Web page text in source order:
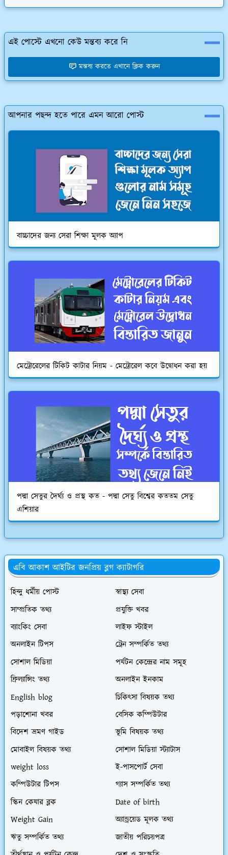
এই পোস্টে এখনো কেউ মন্তব্য করে নি
মন্তব্য করতে এখানে ক্লিক করুন
আপনার পছন্দ হতে পারে এমন আরো পোস্ট
বাচ্চাদের জন্য সেরা শিক্ষা মূলক অ্যাপ
মেট্রোরেলের টিকিট কাটার নিয়ম - মেট্রোরেল কবে উদ্বোধন করা হয়
পদ্মা সেতুর দৈর্ঘ্য ও প্রস্থ কত - পদ্মা সেতু বিশ্বের কততম সেতু
এশিয়ার
এবি আকাশ আইটির জনপ্রিয় ব্লগ ক্যাটাগরি
হিন্দু ধর্মীয় পোস্ট
স্বাস্থ্য সেবা
সাম্প্রতিক তথ্য
প্রযুক্তি খবর
ব্যাংকিং সেবা
লাইফ স্টাইল
অনলাইন টিপস
ট্রেন সম্পর্কিত তথ্য
সোশাল মিডিয়া
পর্যটন কেন্দ্রের নাম সমূহ
ফ্রিল্যান্সিং তথ্য
অনলাইন ইনকাম
English blog
চিকিৎসা বিষয়ক তথ্য
পড়াশোনা খবর
বেসিক কম্পিউটার
বিদেশ ভ্রমণ গাইড
ভূমি বিষয়ক তথ্য
মোবাইল বিষয়ক তথ্য
সোশাল মিডিয়া স্ট্যাটাস
weight loss
ই-পাসপোর্ট সেবা
কম্পিউটার টিপস
গ্যাস সম্পর্কিত তথ্য
স্কিন কেযার ব্লক
Date of birth
Weight Gain
অ্যান্ড্রয়েড মূলক তথ্য
ঋতু সম্পর্কিত তথ্য
জাতীয় পরিচয়পত্র